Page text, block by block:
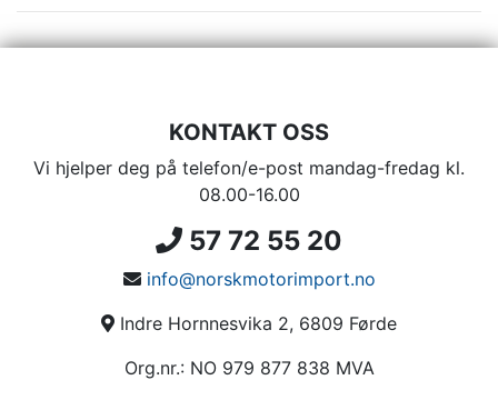
KONTAKT OSS
Vi hjelper deg på telefon/e-post mandag-fredag kl.
08.00-16.00
57 72 55 20
info@norskmotorimport.no
Indre Hornnesvika 2, 6809 Førde
Org.nr.: NO 979 877 838 MVA